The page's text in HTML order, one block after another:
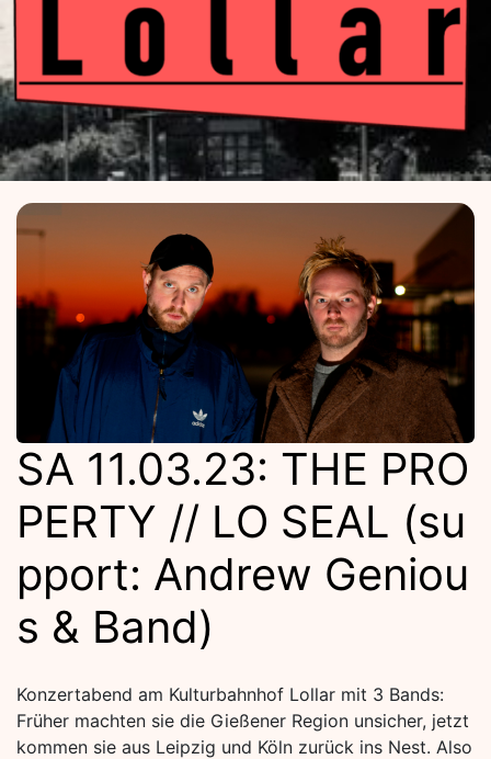
SA 11.03.23: THE PRO
PERTY // LO SEAL (su
pport: Andrew Geniou
s & Band)
Konzertabend am Kulturbahnhof Lollar mit 3 Bands:
Früher machten sie die Gießener Region unsicher, jetzt
kommen sie aus Leipzig und Köln zurück ins Nest. Also